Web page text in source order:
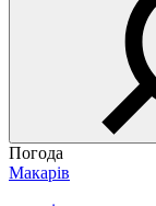
Погода
Макарів